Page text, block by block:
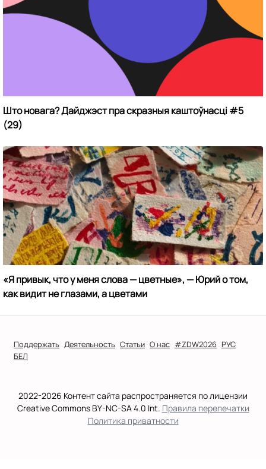
Што новага? Дайджэст пра скразныя каштоўнасці #5
(29)
«Я привык, что у меня слова — цветные», — Юрий о том,
как видит не глазами, а цветами
Поддержать Деятельность Статьи О нас #ZDW2026 РУС
БЕЛ
2022-2026 Контент сайта распространяется по лицензии
Creative Commons BY-NC-SA 4.0 Int. Правила перепечатки
Политика приватности